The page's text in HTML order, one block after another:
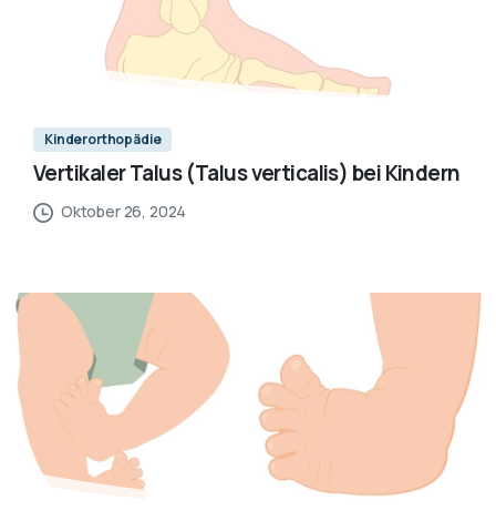
Kinderorthopädie
Vertikaler Talus (Talus verticalis) bei Kindern
Oktober 26, 2024